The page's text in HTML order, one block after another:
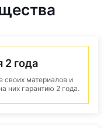
2 года
своих материалов и
них гарантию 2 года.